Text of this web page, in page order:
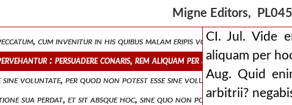
Migne Editors, PL045
non esse sine voluntate peccatum si licet commissum sit per
cum invenitur in his quibus malam eripis voluntatem .
: persuadere conaris, rem aliquam per hoc non esse, per
sine voluntate, per quod non potest esse sine voluntate.
sua perdat, et sit absque hoc, sine quo non posse esse definitum
CI. Jul. Vide
aliquam per
Aug. Quid
arbitrii?